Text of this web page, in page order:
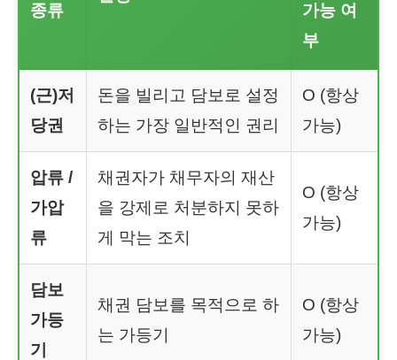
종류
가능 여
부
(근)저
당권
돈을 빌리고 담보로 설정
하는 가장 일반적인 권리
O (항상
가능)
압류 /
가압
류
채권자가 채무자의 재산
을 강제로 처분하지 못하
게 막는 조치
O (항상
가능)
담보
가등
기
채권 담보를 목적으로 하
는 가등기
O (항상
가능)